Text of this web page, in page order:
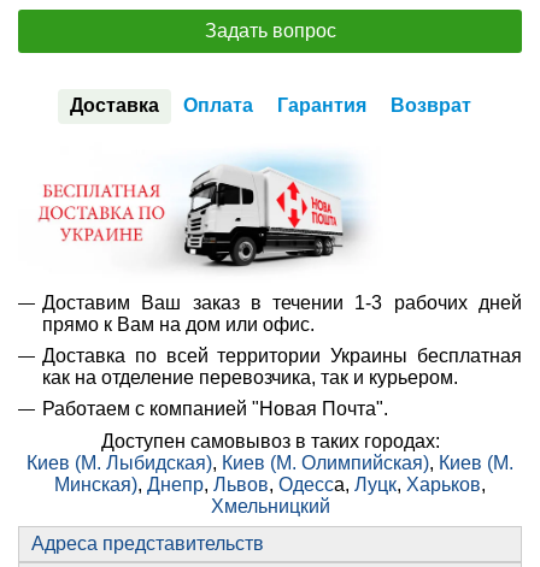
Задать вопрос
Доставка Оплата Гарантия Возврат
Доставим Ваш заказ в течении 1-3 рабочих дней
прямо к Вам на дом или офис.
Доставка по всей территории Украины бесплатная
как на отделение перевозчика, так и курьером.
Работаем с компанией "Новая Почта".
Доступен самовывоз в таких городах:
Киев (М. Лыбидская), Киев (М. Олимпийская), Киев (М.
Минская), Днепр, Львов, Одесса, Луцк, Харьков,
Хмельницкий
Адреса представительств